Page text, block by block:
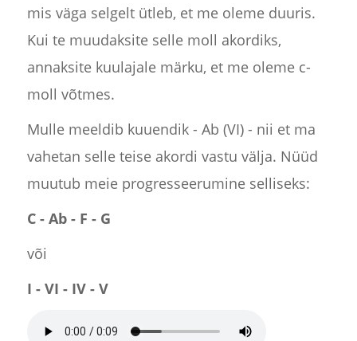
mis väga selgelt ütleb, et me oleme duuris.
Kui te muudaksite selle moll akordiks,
annaksite kuulajale märku, et me oleme c-
moll võtmes.
Mulle meeldib kuuendik - Ab (VI) - nii et ma
vahetan selle teise akordi vastu välja. Nüüd
muutub meie progresseerumine selliseks:
C - Ab - F - G
või
I - VI - IV - V